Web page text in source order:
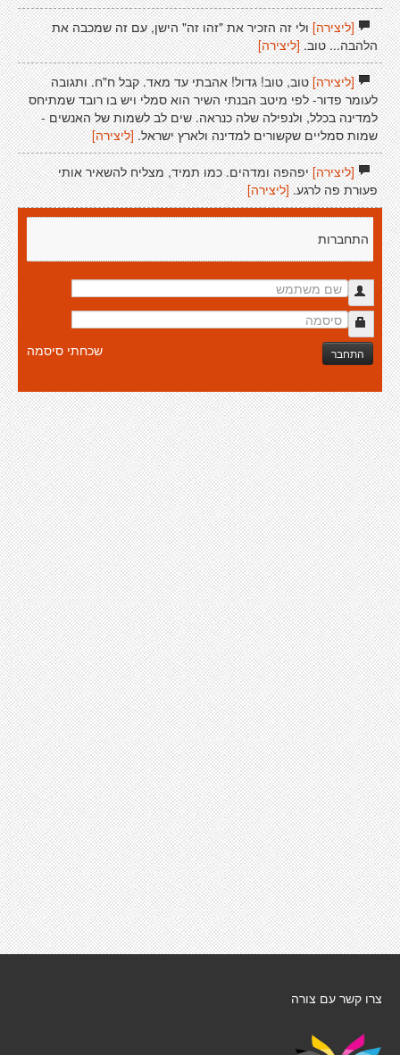
[ליצירה]ולי זה הזכיר את "זהו זה" הישן, עם זה שמכבה את
הלהבה... טוב. [ליצירה]
[ליצירה]טוב, טוב! גדול! אהבתי עד מאד. קבל ח"ח. ותגובה
לעומר פדור- לפי מיטב הבנתי השיר הוא סמלי ויש בו רובד שמתיחס
למדינה בכלל, ולנפילה שלה כנראה. שים לב לשמות של האנשים -
שמות סמליים שקשורים למדינה ולארץ ישראל.[ליצירה]
[ליצירה]יפהפה ומדהים. כמו תמיד, מצליח להשאיר אותי
פעורת פה לרגע. [ליצירה]
התחברות
התחבר שכחתי סיסמה
צרו קשר עם צורה